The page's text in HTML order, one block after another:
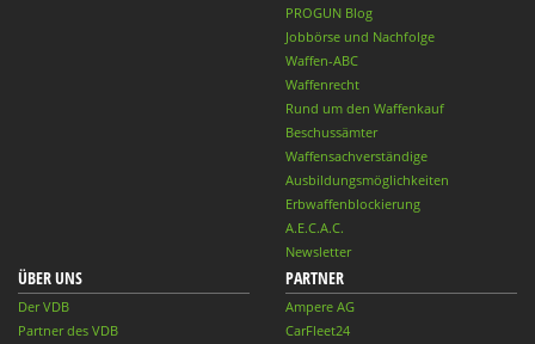
PROGUN Blog
Jobbörse und Nachfolge
Waffen-ABC
Waffenrecht
Rund um den Waffenkauf
Beschussämter
Waffensachverständige
Ausbildungsmöglichkeiten
Erbwaffenblockierung
A.E.C.A.C.
Newsletter
ÜBER UNS
Der VDB
Partner des VDB
PARTNER
Ampere AG
CarFleet24